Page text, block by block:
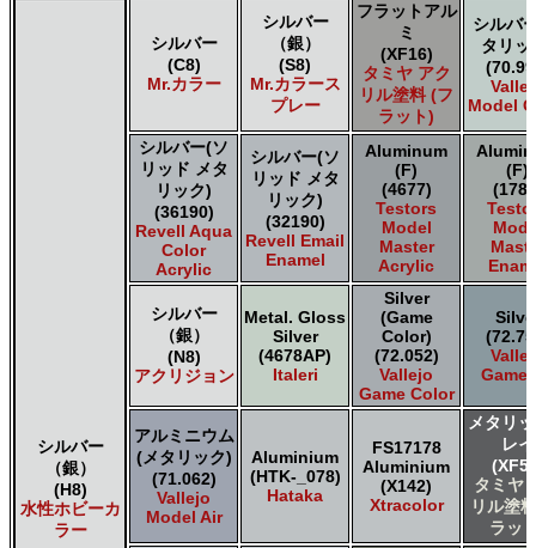
シルバー
（銀）
(H8)
水性ホビーカ
ラー
シルバー
(C8)
Mr.カラー
シルバー
（銀）
(S8)
Mr.カラース
プレー
フラットアル
ミ
(XF16)
タミヤ アク
リル塗料 (フ
ラット)
シルバ
タリッ
Model
シルバー(ソ
リッド メタ
リック)
(36190)
Revell Aqua
Color
Acrylic
シルバー(ソ
リッド メタ
リック)
(32190)
Revell Email
Enamel
Aluminum
(F)
(4677)
Testors
Model
Master
Acrylic
(F)
シルバー
（銀）
(N8)
アクリジョン
Metal. Gloss
Silver
(4678AP)
Italeri
Silver
(Game
Color)
(72.052)
Vallejo
Game Color
Game
アルミニウム
(メタリック)
(71.062)
Vallejo
Model Air
Aluminium
(HTK-_078)
Hataka
FS17178
Aluminium
(X142)
Xtracolor
メタリ
レイ
タミヤ
リル塗
ラッ